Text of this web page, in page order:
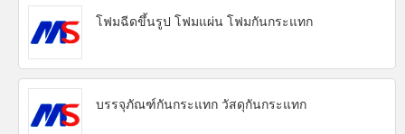
โฟมฉีดขึ้นรูป โฟมแผ่น โฟมกันกระแทก
บรรจุภัณฑ์กันกระแทก วัสดุกันกระแทก